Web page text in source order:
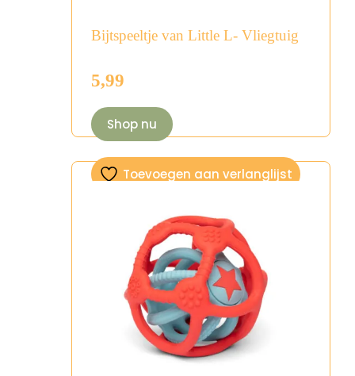
Bijtspeeltje van Little L- Vliegtuig
5,99
Shop nu
Toevoegen aan verlanglijst